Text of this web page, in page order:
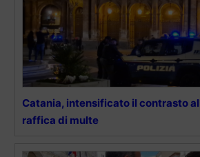
Catania, intensificato il contrasto
raffica di multe